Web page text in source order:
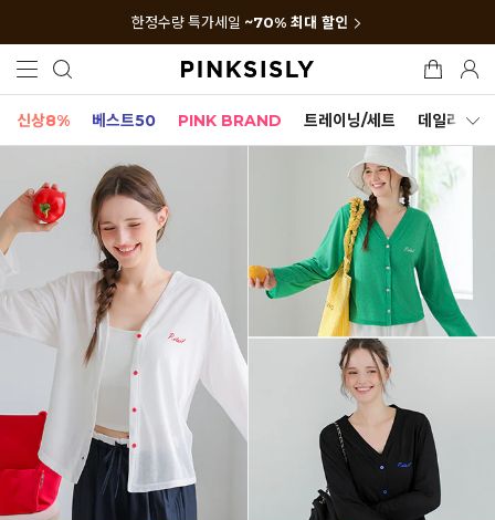
한정수량 특가세일 ~70% 최대 할인
신상8% 베스트50 PINK BRAND 트레이닝/세트 데일리세트